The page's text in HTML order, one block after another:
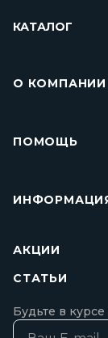
КАТАЛОГ
О КОМПАНИИ
ПОМОЩЬ
АКЦИИ
СТАТЬИ
Будьте в